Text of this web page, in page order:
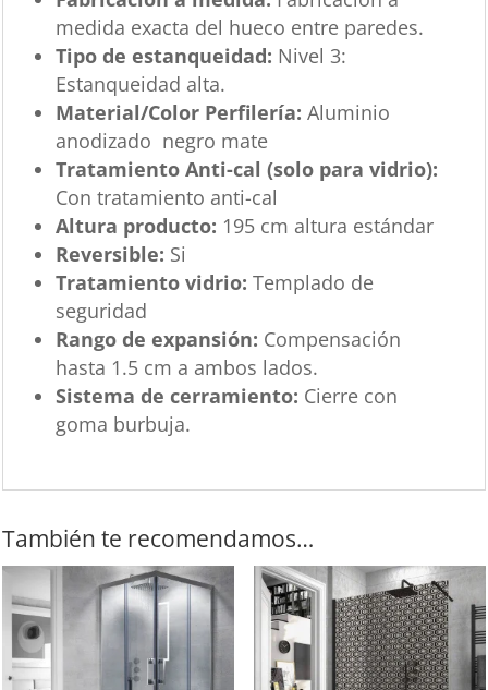
medida exacta del hueco entre paredes.
Tipo de estanqueidad: Nivel 3:
Estanqueidad alta.
Material/Color Perfilería: Aluminio
anodizado negro mate
Tratamiento Anti-cal (solo para vidrio):
Con tratamiento anti-cal
Altura producto: 195 cm altura estándar
Reversible: Si
Tratamiento vidrio: Templado de
seguridad
Rango de expansión: Compensación
hasta 1.5 cm a ambos lados.
Sistema de cerramiento: Cierre con
goma burbuja.
También te recomendamos…